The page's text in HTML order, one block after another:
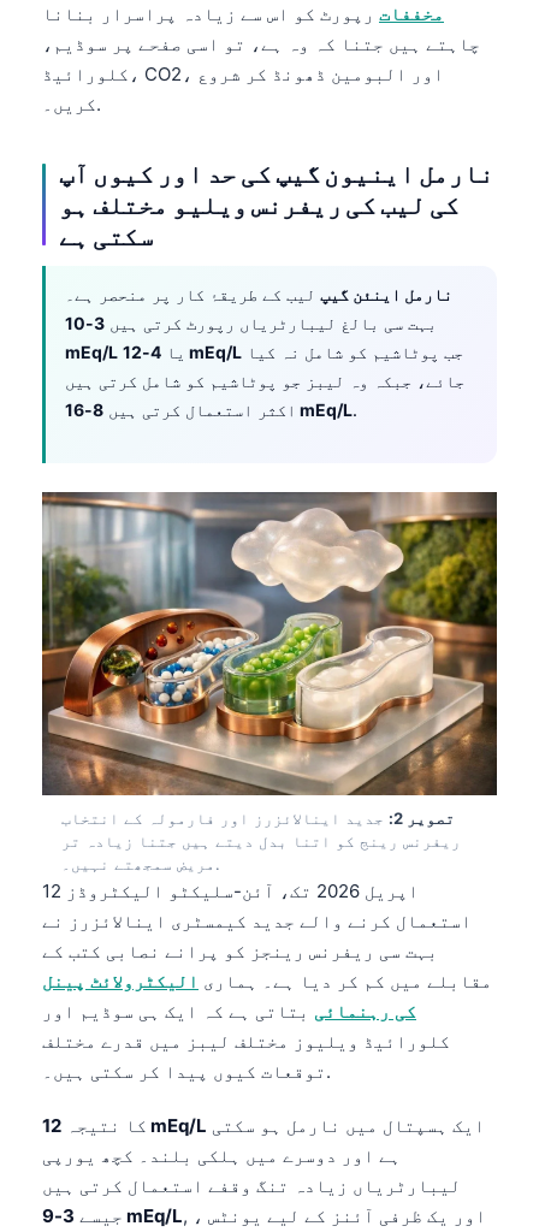
مخففات رپورٹ کو اس سے زیادہ پراسرار بنانا
چاہتے ہیں جتنا کہ وہ ہے، تو اسی صفحے پر سوڈیم،
کلورائیڈ، CO2، اور البومین ڈھونڈ کر شروع
کریں۔.
نارمل اینیون گیپ کی حد اور کیوں آپ
کی لیب کی ریفرنس ویلیو مختلف ہو
سکتی ہے
نارمل اینئن گیپ لیب کے طریقۂ کار پر منحصر ہے۔
بہت سی بالغ لیبارٹریاں رپورٹ کرتی ہیں
3-10
mEq/L
یا 4-12 mEq/L
جائے، جبکہ وہ لیبز جو پوٹاشیم کو شامل کرتی ہیں
اکثر استعمال کرتی ہیں 8-16 mEq/L.
تصویر 2:
جدید اینالائزرز اور فارمولہ کے انتخاب
ریفرنس رینج کو اتنا بدل دیتے ہیں جتنا زیادہ تر
مریض سمجھتے نہیں۔.
12 اپریل 2026 تک، آئن-سلیکٹو الیکٹروڈز
استعمال کرنے والے جدید کیمسٹری اینالائزرز نے
بہت سی ریفرنس رینجز کو پرانے نصابی کتب کے
مقابلے میں کم کر دیا ہے۔ ہماری الیکٹرولائٹ پینل
کی رہنمائی بتاتی ہے کہ ایک ہی سوڈیم اور
کلورائیڈ ویلیوز مختلف لیبز میں قدرے مختلف
توقعات کیوں پیدا کر سکتی ہیں۔.
کا نتیجہ 12 mEq/L
ہے اور دوسرے میں ہلکی بلند۔ کچھ یورپی
لیبارٹریاں زیادہ تنگ وقفے استعمال کرتی ہیں
جیسے 3-9 mEq/L, ، اور یک ظرفی آئنز کے لیے یونٹس